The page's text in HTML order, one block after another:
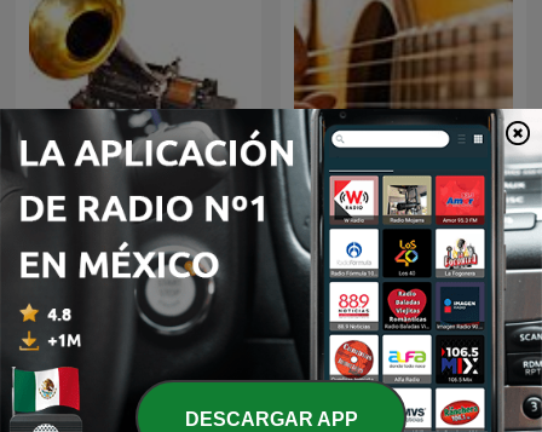
El fonógrafo una
revolución en el sonido
BOLEROS Y TRIOS
ROMANTICOS
DESCARGAR APP